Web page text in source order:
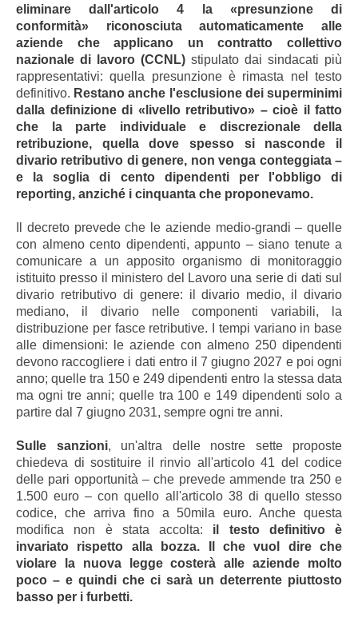
eliminare dall'articolo 4 la «presunzione di
conformità» riconosciuta automaticamente alle
aziende che applicano un contratto collettivo
nazionale di lavoro (CCNL) stipulato dai sindacati più
rappresentativi: quella presunzione è rimasta nel testo
definitivo. Restano anche l'esclusione dei superminimi
dalla definizione di «livello retributivo» – cioè il fatto
che la parte individuale e discrezionale della
retribuzione, quella dove spesso si nasconde il
divario retributivo di genere, non venga conteggiata –
e la soglia di cento dipendenti per l'obbligo di
reporting, anziché i cinquanta che proponevamo.
Il decreto prevede che le aziende medio-grandi – quelle
con almeno cento dipendenti, appunto – siano tenute a
comunicare a un apposito organismo di monitoraggio
istituito presso il ministero del Lavoro una serie di dati sul
divario retributivo di genere: il divario medio, il divario
mediano, il divario nelle componenti variabili, la
distribuzione per fasce retributive. I tempi variano in base
alle dimensioni: le aziende con almeno 250 dipendenti
devono raccogliere i dati entro il 7 giugno 2027 e poi ogni
anno; quelle tra 150 e 249 dipendenti entro la stessa data
ma ogni tre anni; quelle tra 100 e 149 dipendenti solo a
partire dal 7 giugno 2031, sempre ogni tre anni.
Sulle sanzioni, un'altra delle nostre sette proposte
chiedeva di sostituire il rinvio all'articolo 41 del codice
delle pari opportunità – che prevede ammende tra 250 e
1.500 euro – con quello all'articolo 38 di quello stesso
codice, che arriva fino a 50mila euro. Anche questa
modifica non è stata accolta: il testo definitivo è
invariato rispetto alla bozza. Il che vuol dire che
violare la nuova legge costerà alle aziende molto
poco – e quindi che ci sarà un deterrente piuttosto
basso per i furbetti.